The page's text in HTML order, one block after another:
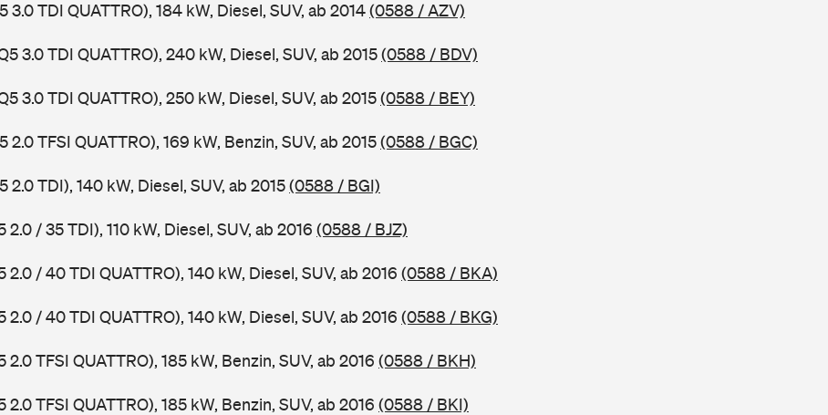
3.0 TDI QUATTRO), 184 kW, Diesel, SUV, ab 2014(0588 / AZV)
3.0 TDI QUATTRO), 240 kW, Diesel, SUV, ab 2015(0588 / BDV)
3.0 TDI QUATTRO), 250 kW, Diesel, SUV, ab 2015(0588 / BEY)
2.0 TFSI QUATTRO), 169 kW, Benzin, SUV, ab 2015(0588 / BGC)
2.0 TDI), 140 kW, Diesel, SUV, ab 2015(0588 / BGI)
2.0 / 35 TDI), 110 kW, Diesel, SUV, ab 2016 (0588 / BJZ)
2.0 / 40 TDI QUATTRO), 140 kW, Diesel, SUV, ab 2016 (0588 / BKA)
2.0 / 40 TDI QUATTRO), 140 kW, Diesel, SUV, ab 2016 (0588 / BKG)
2.0 TFSI QUATTRO), 185 kW, Benzin, SUV, ab 2016 (0588 / BKH)
2.0 TFSI QUATTRO), 185 kW, Benzin, SUV, ab 2016 (0588 / BKI)